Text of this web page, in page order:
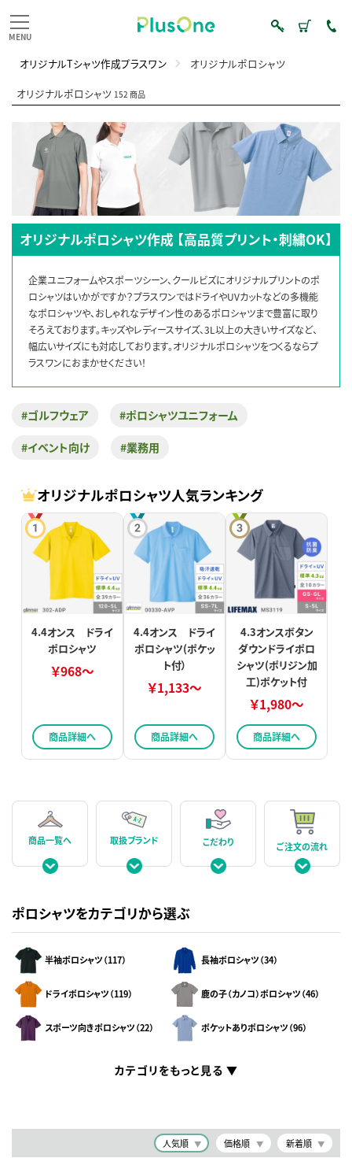
オリジナルTシャツ作成プラスワン オリジナルポロシャツ
オリジナルポロシャツ 152 商品
オリジナルポロシャツ作成 【高品質プリント・刺繍OK】
企業ユニフォームやスポーツシーン、クールビズにオリジナルプリントのポ
ロシャツはいかがですか？プラスワンではドライやUVカットなどの多機能
なポロシャツや、おしゃれなデザイン性のあるポロシャツまで豊富に取り
そろえております。キッズやレディースサイズ、3L以上の大きいサイズなど、
幅広いサイズにも対応しております。オリジナルポロシャツをつくるならプ
ラスワンにおまかせください！
#ゴルフウェア #ポロシャツユニフォーム
#イベント向け #業務用
オリジナルポロシャツ人気ランキング
4.4オンス ドライ
ポロシャツ
￥968～
商品詳細へ
4.4オンス ドライ
ポロシャツ(ポケッ
ト付）
￥1,133～
商品詳細へ
4.3オンスボタン
ダウンドライポロ
シャツ(ポリジン加
工)ポケット付
￥1,980～
商品詳細へ
商品一覧へ 取扱ブランド こだわり ご注文の流れ
ポロシャツをカテゴリから選ぶ
半袖ポロシャツ（117） 長袖ポロシャツ（34）
ドライポロシャツ（119） 鹿の子（カノコ）ポロシャツ（46）
スポーツ向きポロシャツ（22） ポケットありポロシャツ（96）
カテゴリをもっと見る
人気順 価格順 新着順